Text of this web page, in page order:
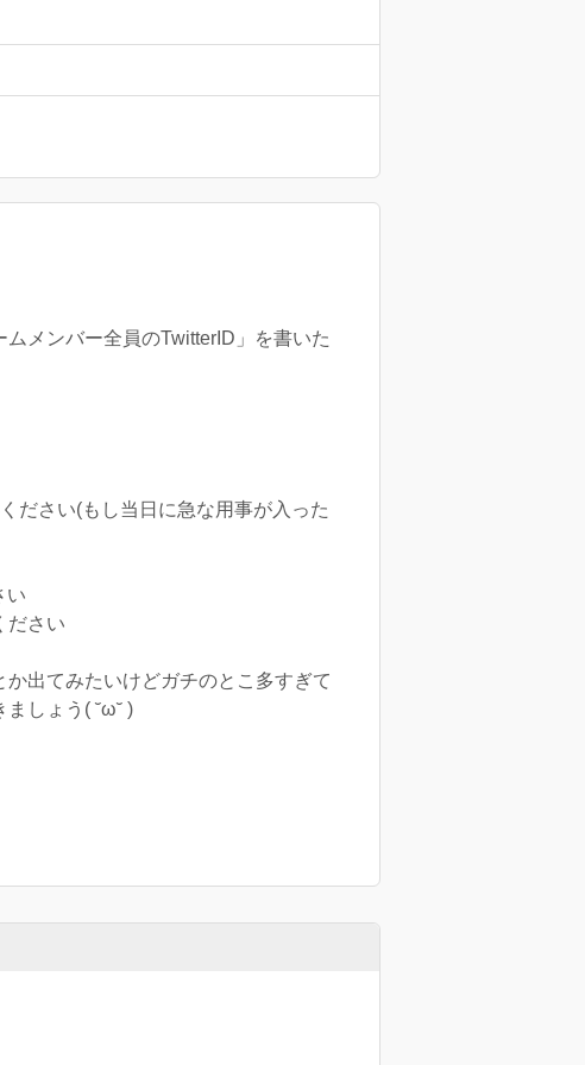
メンバー全員のTwitterID」を書いた
ださい(もし当日に急な用事が入った
い
ださい
出てみたいけどガチのとこ多すぎて
しょう( ˘ω˘ )